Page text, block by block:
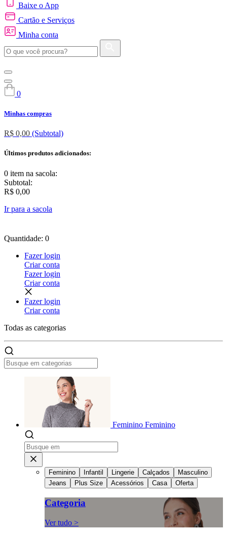
Baixe o App
Cartão e Serviços
Minha conta
0
Minhas compras
R$ 0,00 (Subtotal)
Últimos produtos adicionados:
0 item na sacola:
Subtotal:
R$ 0,00
Ir para a sacola
Quantidade: 0
Fazer login
Criar conta
Fazer login
Criar conta
Fazer login
Criar conta
Todas as categorias
Feminino Feminino
Feminino Infantil Lingerie Calçados
Masculino
Jeans
Plus Size Acessórios Casa Oferta
Categoria
Ver tudo >